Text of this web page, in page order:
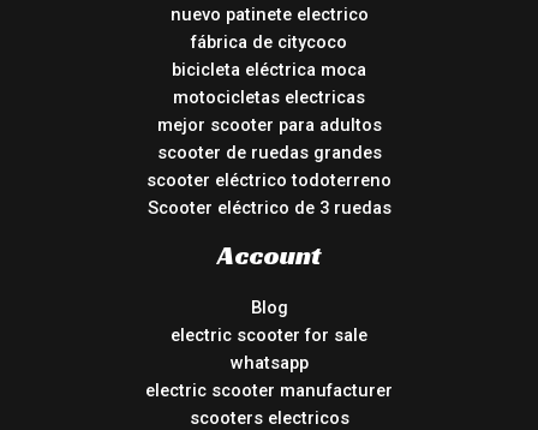
nuevo patinete electrico
fábrica de citycoco
bicicleta eléctrica moca
motocicletas electricas
mejor scooter para adultos
scooter de ruedas grandes
scooter eléctrico todoterreno
Scooter eléctrico de 3 ruedas
Account
Blog
electric scooter for sale
whatsapp
electric scooter manufacturer
scooters electricos